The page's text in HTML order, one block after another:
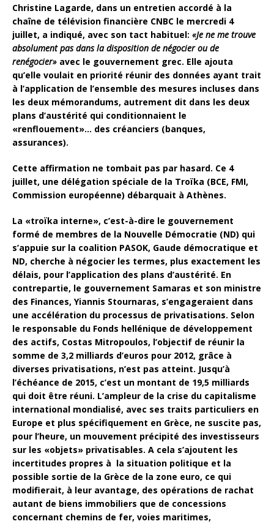
Christine Lagarde, dans un entretien accordé à la
chaîne de télévision financière CNBC le mercredi 4
juillet, a indiqué, avec son tact habituel: «Je ne me trouve
absolument pas dans la disposition de négocier ou de
renégocier» avec le gouvernement grec. Elle ajouta
qu’elle voulait en priorité réunir des données ayant trait
à l’application de l’ensemble des mesures incluses dans
les deux mémorandums, autrement dit dans les deux
plans d’austérité qui conditionnaient le
«renflouement»… des créanciers (banques,
assurances).
Cette affirmation ne tombait pas par hasard. Ce 4
juillet, une délégation spéciale de la Troïka (BCE, FMI,
Commission européenne) débarquait à Athènes.
La «troïka interne», c’est-à-dire le gouvernement
formé de membres de la Nouvelle Démocratie (ND) qui
s’appuie sur la coalition PASOK, Gaude démocratique et
ND, cherche à négocier les termes, plus exactement les
délais, pour l’application des plans d’austérité. En
contrepartie, le gouvernement Samaras et son ministre
des Finances, Yiannis Stournaras, s’engageraient dans
une accélération du processus de privatisations. Selon
le responsable du Fonds hellénique de développement
des actifs, Costas Mitropoulos, l’objectif de réunir la
somme de 3,2 milliards d’euros pour 2012, grâce à
diverses privatisations, n’est pas atteint. Jusqu’à
l’échéance de 2015, c’est un montant de 19,5 milliards
qui doit être réuni. L’ampleur de la crise du capitalisme
international mondialisé, avec ses traits particuliers en
Europe et plus spécifiquement en Grèce, ne suscite pas,
pour l’heure, un mouvement précipité des investisseurs
sur les «objets» privatisables. A cela s’ajoutent les
incertitudes propres à la situation politique et la
possible sortie de la Grèce de la zone euro, ce qui
modifierait, à leur avantage, des opérations de rachat
autant de biens immobiliers que de concessions
concernant chemins de fer, voies maritimes,